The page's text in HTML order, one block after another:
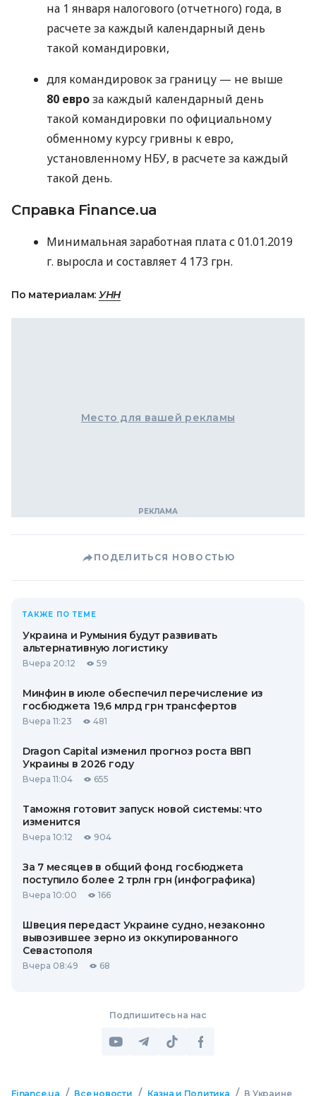
на 1 января налогового (отчетного) года, в
расчете за каждый календарный день
такой командировки,
для командировок за границу — не выше
80 евроза каждый календарный день
такой командировки по официальному
обменному курсу гривны к евро,
установленному НБУ, в расчете за каждый
такой день.
Справка Finance.ua
Минимальная заработная плата с 01.01.2019
г. выросла и составляет 4 173 грн.
По материалам: УНН
Место для вашей рекламы
ПОДЕЛИТЬСЯ НОВОСТЬЮ
ТАКЖЕ ПО ТЕМЕ
Украина и Румыния будут развивать
альтернативную логистику
Вчера 20:12 59
Минфин в июле обеспечил перечисление из
госбюджета 19,6 млрд грн трансфертов
Вчера 11:23 481
Dragon Capital изменил прогноз роста ВВП
Украины в 2026 году
Вчера 11:04 655
Таможня готовит запуск новой системы: что
изменится
Вчера 10:12 904
За 7 месяцев в общий фонд госбюджета
поступило более 2 трлн грн (инфографика)
Вчера 10:00 166
Швеция передаст Украине судно, незаконно
вывозившее зерно из оккупированного
Севастополя
Вчера 08:49 68
Подпишитесь на нас
Finance.ua / Все новости / Казна и Политика / В Украине